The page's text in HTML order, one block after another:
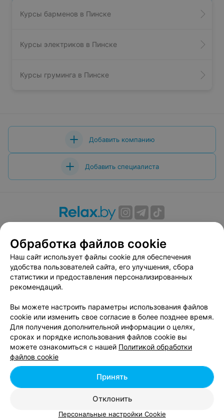
Курсы барменов в Пинске
Курсы электриков в Пинске
Курсы груминга в Пинске
Добавить компанию
Добавить специалиста
Вакансии
Публичный договор
Способы оплаты
Публичный договор по использованию сервиса
«Афиша»
Пользовательское соглашение
Связаться по вопросам сотрудничества
Написать руководителю relax.by
Персональные настройки cookie
Обработка персональных данных
© 2026 ООО «Артокс Лаб», УНП 191700409, регистрирующий орган -
| 220012, Республика Беларусь, г. Минск,
Обработка файлов cookie
Наш сайт использует файлы cookie для обеспечения
удобства пользователей сайта, его улучшения, сбора
статистики и предоставления персонализированных
рекомендаций.
Вы можете настроить параметры использования файлов
cookie или изменить свое согласие в более позднее время.
Для получения дополнительной информации о целях,
сроках и порядке использования файлов cookie вы
можете ознакомиться с нашей Политикой обработки
файлов cookie
Отклонить
Принять
Персональные настройки Cookie